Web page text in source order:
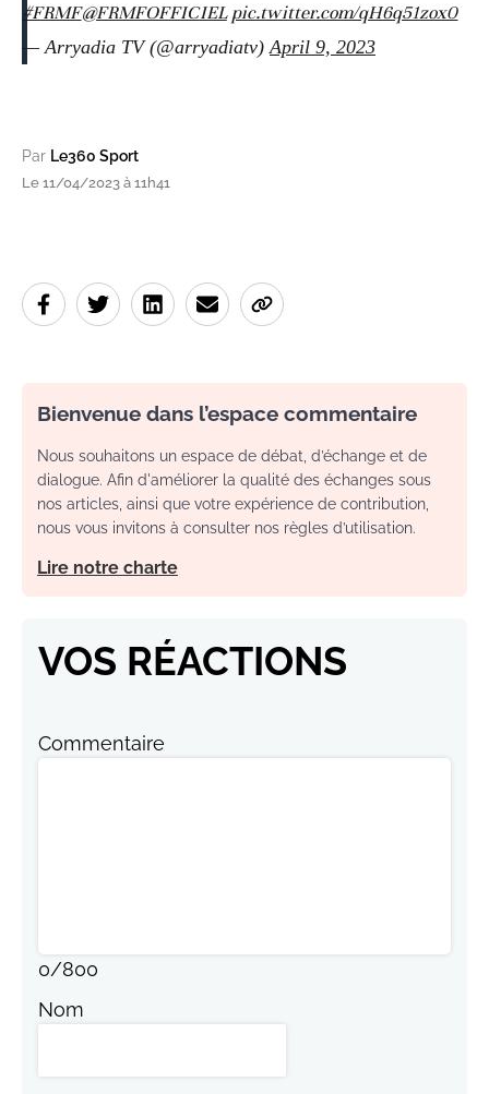
#FRMF@FRMFOFFICIEL pic.twitter.com/qH6q51zox0
— Arryadia TV (@arryadiatv)April 9, 2023
Par Le360 Sport
Le 11/04/2023 à 11h41
Bienvenue dans l’espace commentaire
Nous souhaitons un espace de débat, d’échange et de
dialogue. Afin d'améliorer la qualité des échanges sous
nos articles, ainsi que votre expérience de contribution,
nous vous invitons à consulter nos règles d’utilisation.
Lire notre charte
VOS RÉACTIONS
Commentaire
0/800
Nom